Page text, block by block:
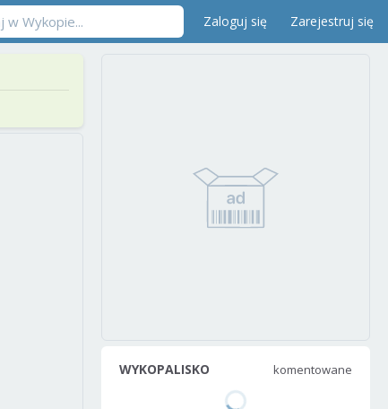
Zaloguj się Zarejestruj się
WYKOPALISKO komentowane